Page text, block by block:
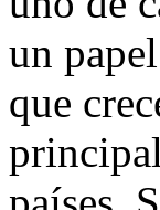
un
que